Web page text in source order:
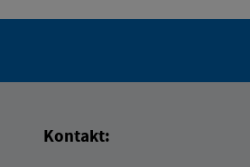
Kontakt: